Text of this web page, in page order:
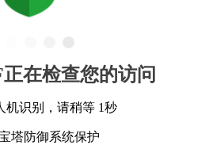
在检查您的访问
机识别，请稍等 1秒
塔防御系统保护